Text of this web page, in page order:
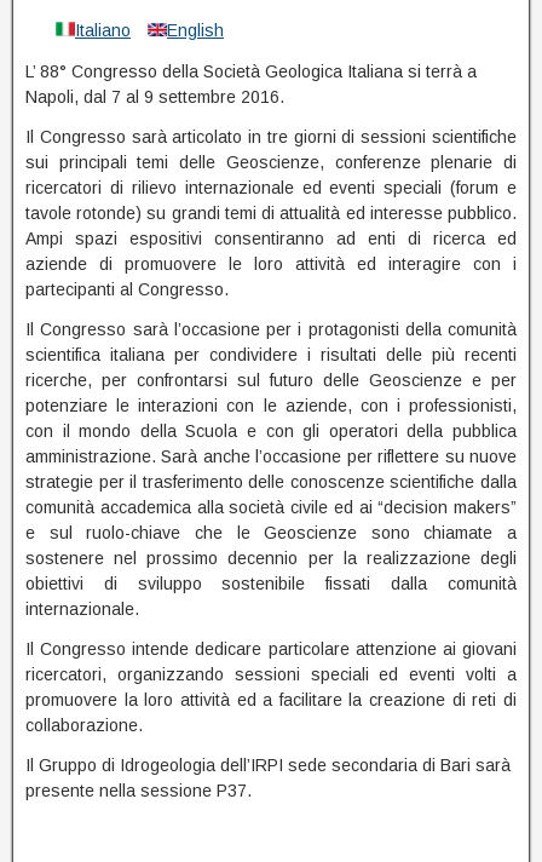
Italiano English
L’ 88° Congresso della Società Geologica Italiana si terrà a
Napoli, dal 7 al 9 settembre 2016.
Il Congresso sarà articolato in tre giorni di sessioni scientifiche
sui principali temi delle Geoscienze, conferenze plenarie di
ricercatori di rilievo internazionale ed eventi speciali (forum e
tavole rotonde) su grandi temi di attualità ed interesse pubblico.
Ampi spazi espositivi consentiranno ad enti di ricerca ed
aziende di promuovere le loro attività ed interagire con i
partecipanti al Congresso.
Il Congresso sarà l’occasione per i protagonisti della comunità
scientifica italiana per condividere i risultati delle più recenti
ricerche, per confrontarsi sul futuro delle Geoscienze e per
potenziare le interazioni con le aziende, con i professionisti,
con il mondo della Scuola e con gli operatori della pubblica
amministrazione. Sarà anche l’occasione per riflettere su nuove
strategie per il trasferimento delle conoscenze scientifiche dalla
comunità accademica alla società civile ed ai “decision makers”
e sul ruolo-chiave che le Geoscienze sono chiamate a
sostenere nel prossimo decennio per la realizzazione degli
obiettivi di sviluppo sostenibile fissati dalla comunità
internazionale.
Il Congresso intende dedicare particolare attenzione ai giovani
ricercatori, organizzando sessioni speciali ed eventi volti a
promuovere la loro attività ed a facilitare la creazione di reti di
collaborazione.
Il Gruppo di Idrogeologia dell’IRPI sede secondaria di Bari sarà
presente nella sessione P37.